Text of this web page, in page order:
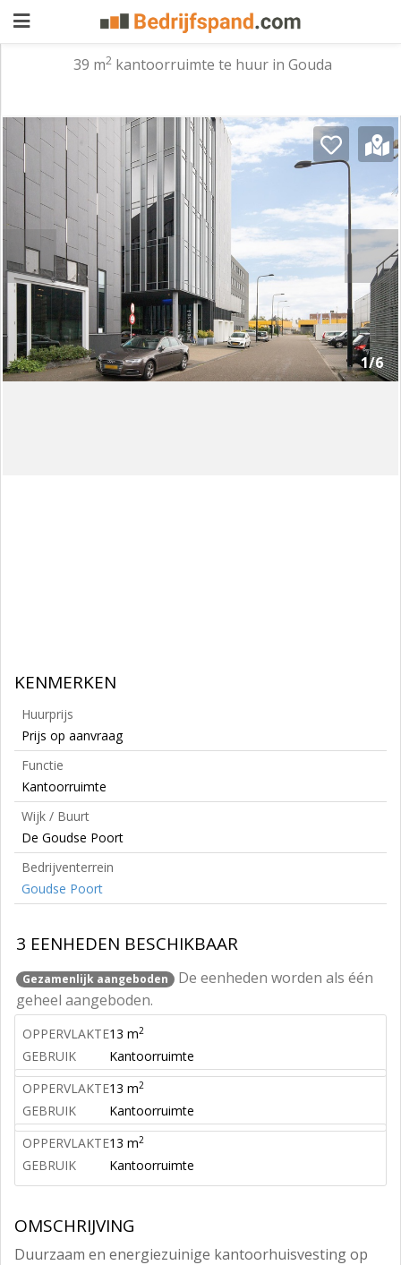
aanbieden
Pand
zoeken
Waarom
adverteren
Premium
adverteren
Blog
Registreren
Login
39 m2kantoorruimte te huur in Gouda
1/6
KENMERKEN
Huurprijs
Prijs op aanvraag
Functie
Kantoorruimte
Wijk / Buurt
De Goudse Poort
Bedrijventerrein
Goudse Poort
3 EENHEDEN BESCHIKBAAR
Gezamenlijk aangeboden
De eenheden worden als één
geheel aangeboden.
OPPERVLAKTE13 m2
GEBRUIK
Kantoorruimte
OPPERVLAKTE13 m2
GEBRUIK
Kantoorruimte
OPPERVLAKTE13 m2
GEBRUIK Kantoorruimte
OMSCHRIJVING
Duurzaam en energiezuinige kantoorhuisvesting op